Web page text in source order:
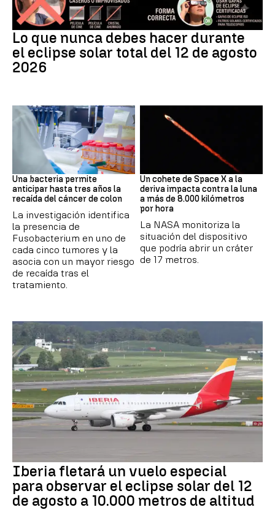
Eclipse
Lo que nunca debes hacer durante
el eclipse solar total del 12 de agosto
2026
Una bacteria permite
anticipar hasta tres años la
recaída del cáncer de colon
La investigación identifica
la presencia de
Fusobacterium en uno de
cada cinco tumores y la
asocia con un mayor riesgo
de recaída tras el
tratamiento.
Un cohete de Space X a la
deriva impacta contra la luna
a más de 8.000 kilómetros
por hora
La NASA monitoriza la
situación del dispositivo
que podría abrir un cráter
de 17 metros.
Iberia fletará un vuelo especial
para observar el eclipse solar del 12
de agosto a 10.000 metros de altitud